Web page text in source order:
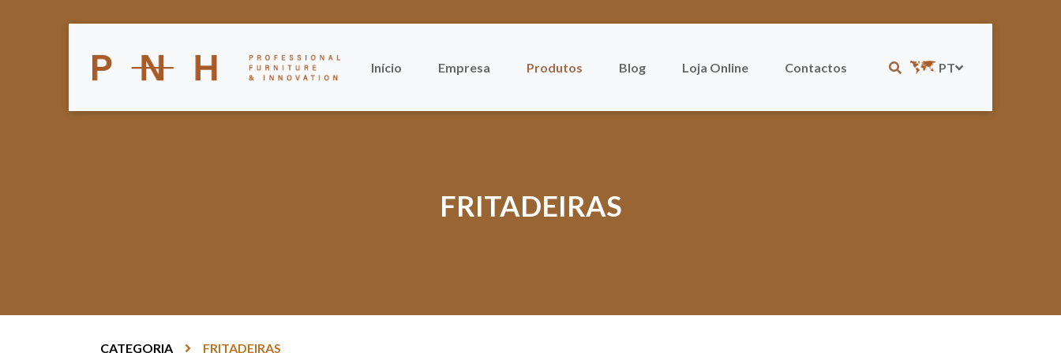
Início Empresa Produtos Blog Loja Online Contactos PT
FRITADEIRAS
CATEGORIA FRITADEIRAS